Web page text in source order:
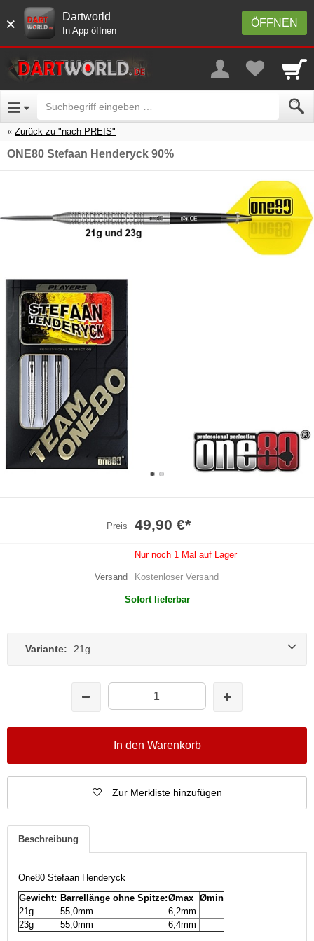
× ÖFFNEN
Dartworld
In App öffnen
Zurück zu "nach PREIS"
ONE80 Stefaan Henderyck 90%
Preis 49,90 €*
Nur noch 1 Mal auf Lager
Versand Kostenloser Versand
Sofort lieferbar
Variante: 21g
In den Warenkorb
Zur Merkliste hinzufügen
Beschreibung
One80 Stefaan Henderyck
Gewicht: Barrellänge ohne Spitze:Ømax Ømin
21g
55,0mm
6,2mm
23g
55,0mm 6,4mm